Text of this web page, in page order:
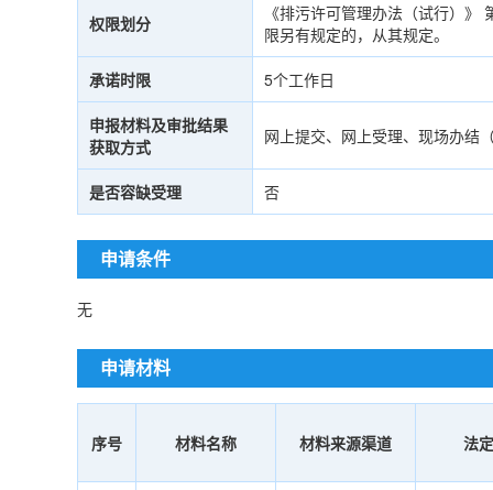
权限划分
《排污许可管理办法（试行）
限另有规定的，从其规定。
承诺时限 5个工作日
申报材料及审批结果
获取方式
网上提交、网上受理、现场办结
是否容缺受理 否
申请条件
无
申请材料
序号 材料名称 材料来源渠道 法